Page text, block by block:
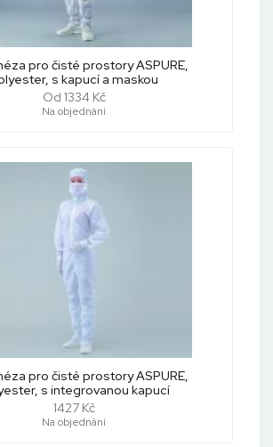
pro čisté prostory ASPURE,
s kapucí a maskou
Od 1334 Kč
Na objednání
pro čisté prostory ASPURE,
s integrovanou kapucí
1427 Kč
Na objednání